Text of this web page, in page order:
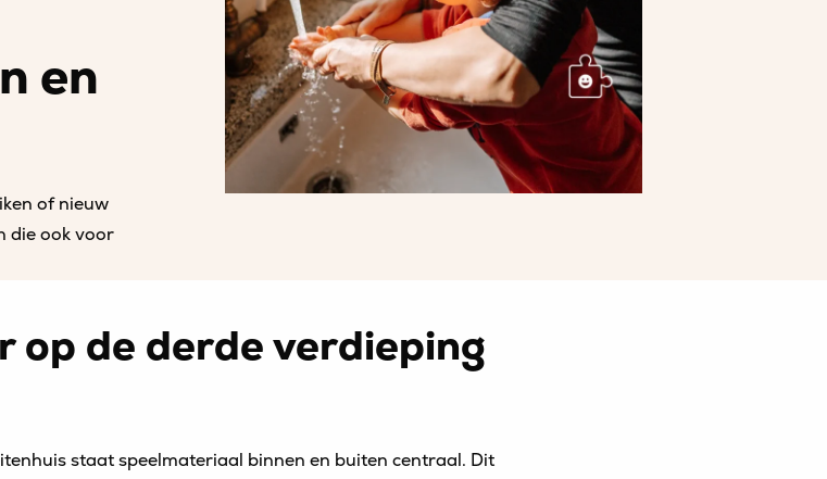
en
of nieuw
die ook voor
op de derde verdieping
staat speelmateriaal binnen en buiten centraal. Dit